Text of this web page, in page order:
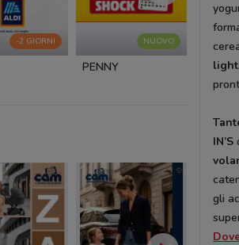
-2 GIORNI NUOVO
PENNY
light
IN’S
gli